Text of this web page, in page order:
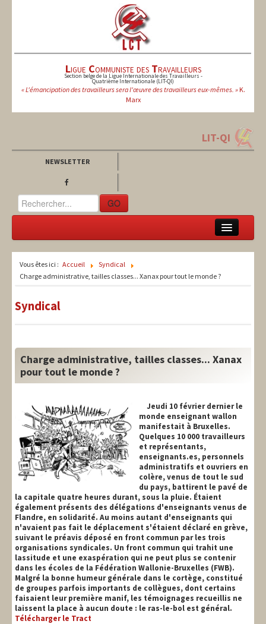
Ligue Communiste des Travailleurs
Section belge de la Ligue Internationale des Travailleurs -
Quatrième Internationale (LIT-QI)
« L'émancipation des travailleurs sera l'œuvre des travailleurs eux-mêmes. »K.
Marx
LIT-QI
NEWSLETTER
GO
International
Social
Thèmes
Vous êtes ici : Accueil
Syndical
Charge administrative, tailles classes... Xanax pour tout le monde ?
Syndical
Charge administrative, tailles classes... Xanax
pour tout le monde ?
Jeudi 10 février dernier le
monde enseignant wallon
manifestait à Bruxelles.
Quelques 10 000 travailleurs
et représentants,
enseignants.es, personnels
administratifs et ouvriers en
colère, venus de tout le sud
du pays, battirent le pavé de
la capitale quatre heures durant, sous la pluie. Étaient
également présents des délégations d'enseignants venus de
Flandre, en solidarité. Au moins autant d'enseignants qui
n'avaient pas fait le déplacement s'étaient déclaré en grève,
suivant le préavis déposé en front commun par les trois
organisations syndicales. Un front commun qui trahit une
lassitude et une exaspération qui ne peut plus se contenir
dans les écoles de la Fédération Wallonie-Bruxelles (FWB).
Malgré la bonne humeur générale dans le cortège, constitué
de groupes parfois importants de collègues, dont certains
faisaient leur première manif, les témoignages recueillis ne
laissent la place à aucun doute : le ras-le-bol est général.
Télécharger le Tract